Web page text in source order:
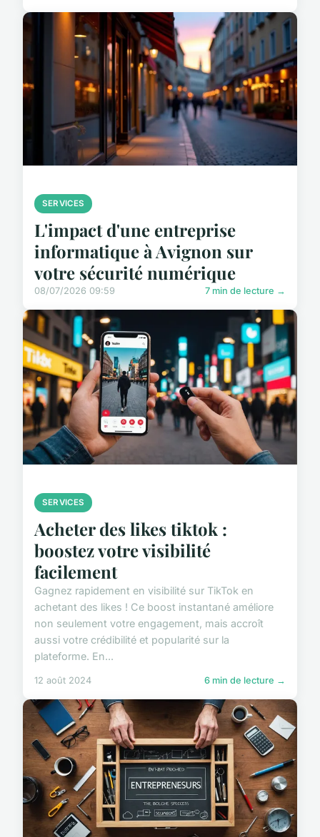
SERVICES
L'impact d'une entreprise
informatique à Avignon sur
votre sécurité numérique
08/07/2026 09:59 7 min de lecture →
SERVICES
Acheter des likes tiktok :
boostez votre visibilité
facilement
Gagnez rapidement en visibilité sur TikTok en
achetant des likes ! Ce boost instantané améliore
non seulement votre engagement, mais accroît
aussi votre crédibilité et popularité sur la
plateforme. En...
12 août 2024 6 min de lecture →